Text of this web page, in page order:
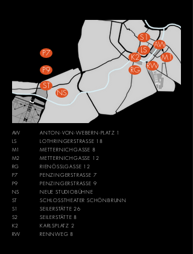
LS
M1
RG
NS
P7
P9
ST
AW
LS
M1
M2
RG
P7
P9
NS
ST
S1
S2
K2
RW
ANTON-VON-WEBERN-PLATZ 1
LOTHRINGERSTRASSE 18
METTERNICHGASSE 8
METTERNICHGASSE 12
RIENÖSSLGASSE 12
PENZINGERSTRASSE 7
PENZINGERSTRASSE 9
NEUE STUDIOBÜHNE
SCHLOSSTHEATER SCHÖNBRUNN
SEILERSTÄTTE 26
SEILERSTÄTTE 8
KARLSPLATZ 2
RENNWEG 8
K2
AW
S1
RW